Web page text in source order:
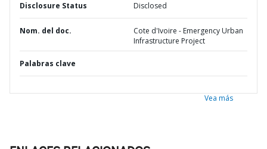
Disclosure Status Disclosed
Nom. del doc.
Cote d'Ivoire - Emergency Urban
Infrastructure Project
Palabras clave
Vea más